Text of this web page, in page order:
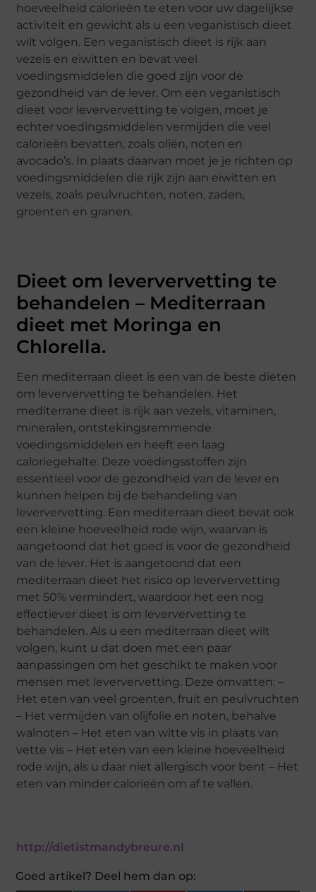
hoeveelheid calorieën te eten voor uw dagelijkse
activiteit en gewicht als u een veganistisch dieet
wilt volgen. Een veganistisch dieet is rijk aan
vezels en eiwitten en bevat veel
voedingsmiddelen die goed zijn voor de
gezondheid van de lever. Om een veganistisch
dieet voor leververvetting te volgen, moet je
echter voedingsmiddelen vermijden die veel
calorieën bevatten, zoals oliën, noten en
avocado’s. In plaats daarvan moet je je richten op
voedingsmiddelen die rijk zijn aan eiwitten en
vezels, zoals peulvruchten, noten, zaden,
groenten en granen.
Dieet om leververvetting te
behandelen – Mediterraan
dieet met Moringa en
Chlorella.
Een mediterraan dieet is een van de beste diëten
om leververvetting te behandelen. Het
mediterrane dieet is rijk aan vezels, vitaminen,
mineralen, ontstekingsremmende
voedingsmiddelen en heeft een laag
caloriegehalte. Deze voedingsstoffen zijn
essentieel voor de gezondheid van de lever en
kunnen helpen bij de behandeling van
leververvetting. Een mediterraan dieet bevat ook
een kleine hoeveelheid rode wijn, waarvan is
aangetoond dat het goed is voor de gezondheid
van de lever. Het is aangetoond dat een
mediterraan dieet het risico op leververvetting
met 50% vermindert, waardoor het een nog
effectiever dieet is om leververvetting te
behandelen. Als u een mediterraan dieet wilt
volgen, kunt u dat doen met een paar
aanpassingen om het geschikt te maken voor
mensen met leververvetting. Deze omvatten: –
Het eten van veel groenten, fruit en peulvruchten
– Het vermijden van olijfolie en noten, behalve
walnoten – Het eten van witte vis in plaats van
vette vis – Het eten van een kleine hoeveelheid
rode wijn, als u daar niet allergisch voor bent – Het
eten van minder calorieën om af te vallen.
http://dietistmandybreure.nl
Goed artikel? Deel hem dan op: